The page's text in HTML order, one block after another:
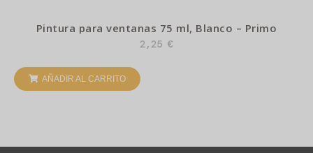
Pintura para ventanas 75 ml, Blanco – Primo
2,25 €
AÑADIR AL CARRITO